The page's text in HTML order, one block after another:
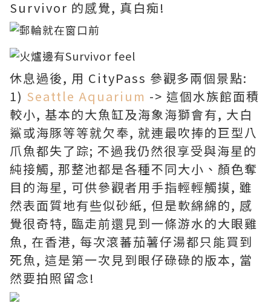
Survivor 的感覺, 真白痴!
休息過後, 用 CityPass 參觀多兩個景點:
1) Seattle Aquarium -> 這個水族館面積
較小, 基本的大魚缸及海象海獅會有, 大白
鯊或海豚等等就欠奉, 就連最吹捧的巨型八
爪魚都失了踪; 不過我仍然很享受與海星的
純接觸, 那整池都是各種不同大小、顏色奪
目的海星, 可供參觀者用手指輕輕觸摸, 雖
然表面質地有些似砂紙, 但是軟綿綿的, 感
覺很奇特, 臨走前還見到一條游水的大眼雞
魚, 在香港, 每次滾蕃茄薯仔湯都只能買到
死魚, 這是第一次見到眼仔碌碌的版本, 當
然要拍照留念!